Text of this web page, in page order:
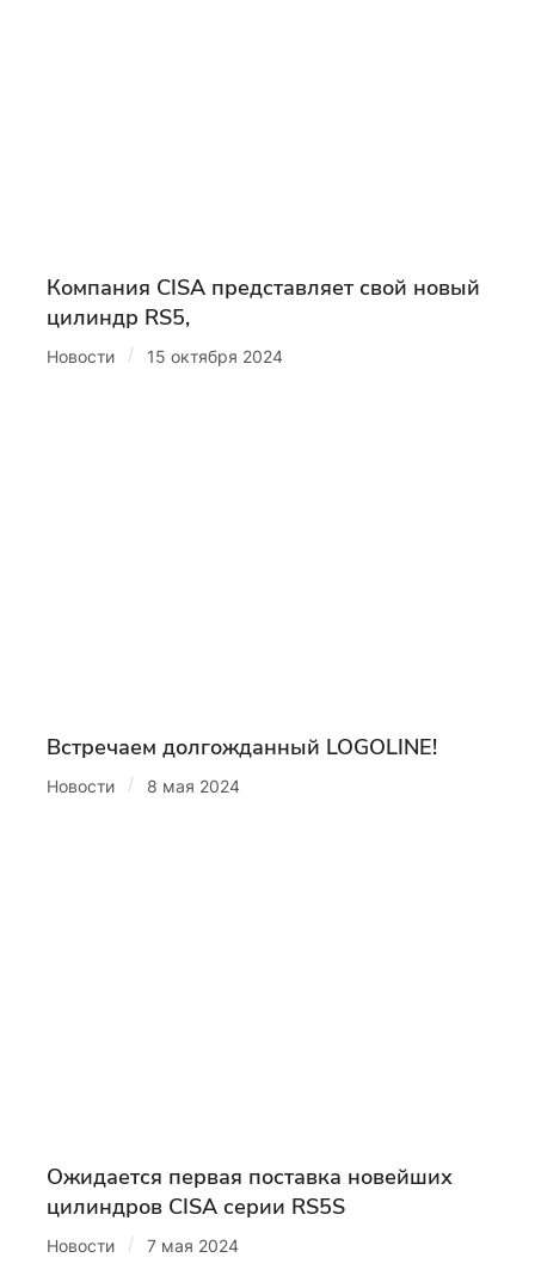
Компания CISA представляет свой новый
цилиндр RS5,
Новости / 15 октября 2024
Встречаем долгожданный LOGOLINE!
Новости / 8 мая 2024
Ожидается первая поставка новейших
цилиндров CISA серии RS5S
Новости / 7 мая 2024